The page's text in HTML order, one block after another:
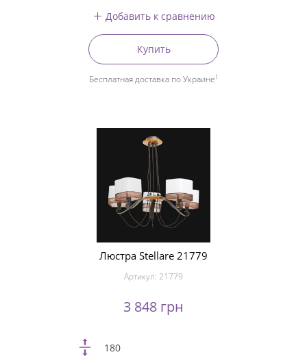
Добавить к сравнению
Купить
Бесплатная доставка по Украине1
Люстра Stellare 21779
Артикул: 21779
3 848 грн
180